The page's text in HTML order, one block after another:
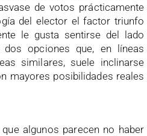
de votos prácticamente
del elector el factor triunfo
le gusta sentirse del lado
opciones que, en líneas
similares, suele inclinarse
mayores posibilidades reales
algunos parecen no haber